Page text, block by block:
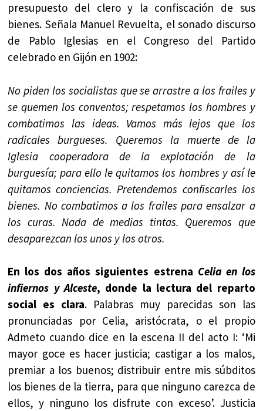
presupuesto del clero y la confiscación de sus
bienes. Señala Manuel Revuelta, el sonado discurso
de Pablo Iglesias en el Congreso del Partido
celebrado en Gijón en 1902:
No piden los socialistas que se arrastre a los frailes y
se quemen los conventos; respetamos los hombres y
combatimos las ideas. Vamos más lejos que los
radicales burgueses. Queremos la muerte de la
Iglesia cooperadora de la explotación de la
burguesía; para ello le quitamos los hombres y así le
quitamos conciencias. Pretendemos confiscarles los
bienes. No combatimos a los frailes para ensalzar a
los curas. Nada de medias tintas. Queremos que
desaparezcan los unos y los otros.
En los dos años siguientes estrena Celia en los
infiernos y Alceste, donde la lectura del reparto
social es clara. Palabras muy parecidas son las
pronunciadas por Celia, aristócrata, o el propio
Admeto cuando dice en la escena II del acto I: ‘Mi
mayor goce es hacer justicia; castigar a los malos,
premiar a los buenos; distribuir entre mis súbditos
los bienes de la tierra, para que ninguno carezca de
ellos, y ninguno los disfrute con exceso’. Justicia